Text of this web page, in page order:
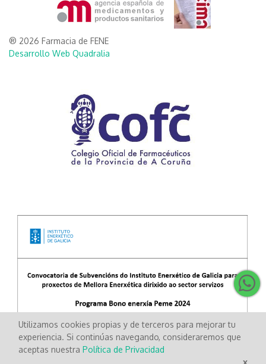
® 2026 Farmacia de FENE
Desarrollo Web Quadralia
Utilizamos cookies propias y de terceros para mejorar tu
experiencia. Si continúas navegando, consideraremos que
aceptas nuestraPolítica de Privacidad
x